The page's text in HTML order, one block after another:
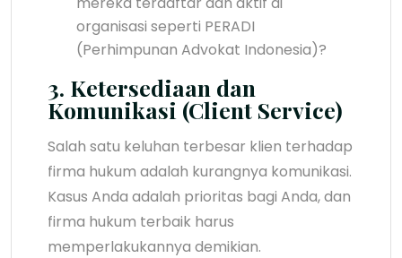
organisasi seperti PERADI
(Perhimpunan Advokat Indonesia)?
3. Ketersediaan dan
Komunikasi (Client Service)
Salah satu keluhan terbesar klien terhadap
firma hukum adalah kurangnya komunikasi.
Kasus Anda adalah prioritas bagi Anda, dan
firma hukum terbaik harus
memperlakukannya demikian.